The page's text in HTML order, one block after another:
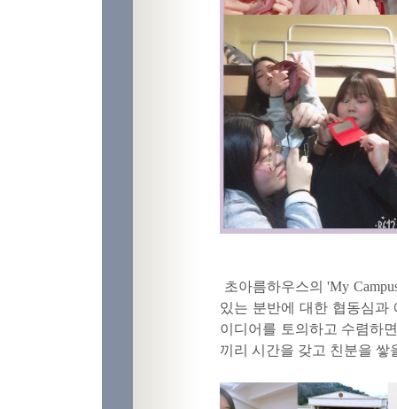
초아름하우스의 'My
있는 분반에 대한 협동심과
이디어를 토의하고 수렴하
끼리 시간을 갖고 친분을 쌓